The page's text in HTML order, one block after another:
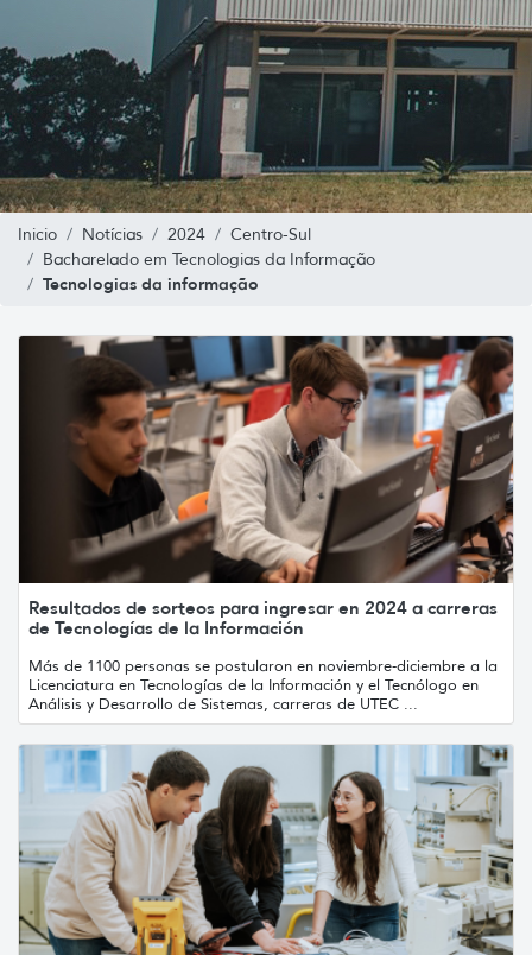
Inicio Notícias 2024
Centro-Sul
Bacharelado em Tecnologias da Informação
Tecnologias da informação
Resultados de sorteos para ingresar en 2024 a carreras
de Tecnologías de la Información
Más de 1100 personas se postularon en noviembre-diciembre a la
Licenciatura en Tecnologías de la Información y el Tecnólogo en
Análisis y Desarrollo de Sistemas, carreras de UTEC ...